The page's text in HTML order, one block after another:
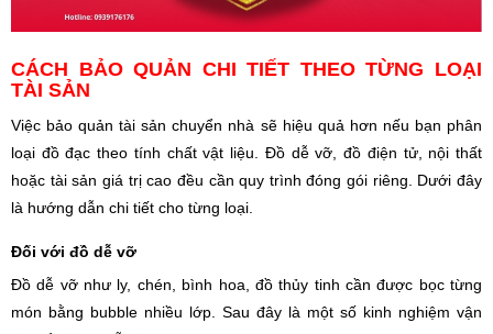
CÁCH BẢO QUẢN CHI TIẾT THEO TỪNG LOẠI
TÀI SẢN
Việc bảo quản tài sản chuyển nhà sẽ hiệu quả hơn nếu bạn phân
loại đồ đạc theo tính chất vật liệu. Đồ dễ vỡ, đồ điện tử, nội thất
hoặc tài sản giá trị cao đều cần quy trình đóng gói riêng. Dưới đây
là hướng dẫn chi tiết cho từng loại.
Đối với đồ dễ vỡ
Đồ dễ vỡ như ly, chén, bình hoa, đồ thủy tinh cần được bọc từng
món bằng bubble nhiều lớp. Sau đây là một số kinh nghiệm vận